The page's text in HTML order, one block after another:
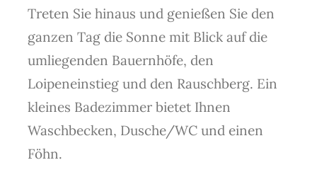
Treten Sie hinaus und genießen Sie den
ganzen Tag die Sonne mit Blick auf die
umliegenden Bauernhöfe, den
Loipeneinstieg und den Rauschberg. Ein
kleines Badezimmer bietet Ihnen
Waschbecken, Dusche/WC und einen
Föhn.